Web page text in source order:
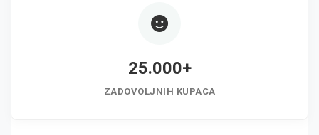
25.000+
ZADOVOLJNIH KUPACA